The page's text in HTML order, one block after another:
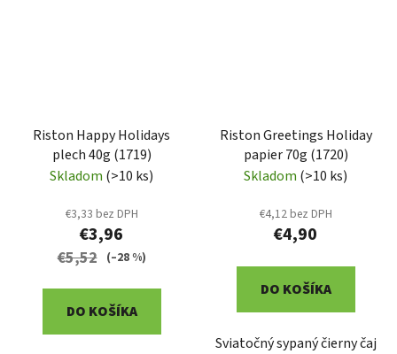
Riston Happy Holidays
plech 40g (1719)
Skladom (>10 ks)
€3,33 bez DPH
€3,96
€5,52 (–28 %)
DO KOŠÍKA
Riston Greetings Holiday
papier 70g (1720)
Skladom (>10 ks)
€4,12 bez DPH
€4,90
DO KOŠÍKA
Sviatočný sypaný čierny čaj